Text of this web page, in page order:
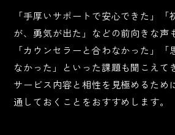
「手厚いサポートで安心できた」「
が、勇気が出た」などの前向きな声
「カウンセラーと合わなかった」
なかった」といった課題も聞こえて
サービス内容と相性を見極めるため
通しておくことをおすすめします。